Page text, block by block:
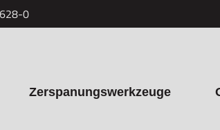
0
Zerspanungswerkzeuge